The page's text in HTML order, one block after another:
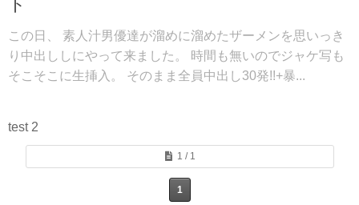
ト
この日、 素人汁男優達が溜めに溜めたザーメンを思いっき
り中出ししにやって来ました。 時間も無いのでジャケ写も
そこそこに生挿入。 そのまま全員中出し30発!!+暴...
test 2
1 / 1
1